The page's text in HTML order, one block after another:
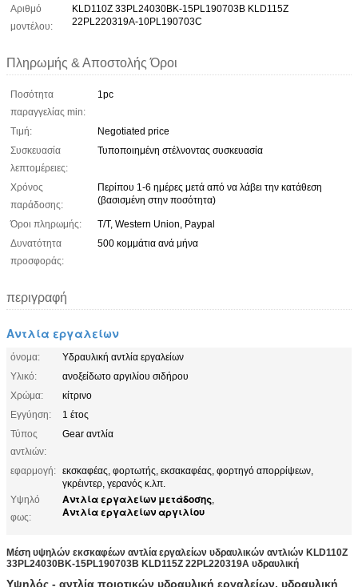
Αριθμό
μοντέλου:
KLD110Z 33PL24030BK-15PL190703B KLD115Z
22PL220319A-10PL190703C
Πληρωμής & Αποστολής Όροι
Ποσότητα
παραγγελίας min:
1pc
Τιμή:
Negotiated price
Συσκευασία
λεπτομέρειες:
Τυποποιημένη στέλνοντας συσκευασία
Χρόνος
παράδοσης:
Περίπου 1-6 ημέρες μετά από να λάβει την κατάθεση
(βασισμένη στην ποσότητα)
Όροι πληρωμής:
T/T, Western Union, Paypal
Δυνατότητα
προσφοράς:
500 κομμάτια ανά μήνα
περιγραφή
Αντλία εργαλείων
όνομα:
Υδραυλική αντλία εργαλείων
Υλικό:
ανοξείδωτο αργιλίου σιδήρου
Χρώμα:
κίτρινο
Εγγύηση:
1 έτος
Τύπος
αντλιών:
Gear αντλία
εφαρμογή: εκσκαφέας, φορτωτής, εκσακαφέας, φορτηγό απορρίψεων,
γκρέιντερ, γερανός κ.λπ.
Υψηλό
φως:
Αντλία εργαλείων μετάδοσης,
Αντλία εργαλείων αργιλίου
Μέση υψηλών εκσκαφέων αντλία εργαλείων υδραυλικών αντλιών KLD110Z
33PL24030BK-15PL190703B KLD115Z 22PL220319A υδραυλική
Υψηλός - αντλία ποιοτικών υδραυλική εργαλείων, υδραυλική